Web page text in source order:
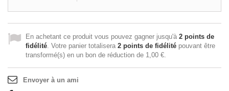
En achetant ce produit vous pouvez gagner jusqu'à 2 points de
fidélité. Votre panier totalisera 2 points de fidélité pouvant être
transformé(s) en un bon de réduction de 1,00 €.
Envoyer à un ami